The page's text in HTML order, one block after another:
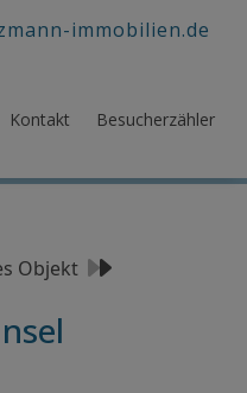
immobilien.de
Kontakt Besucherzähler
Objekt